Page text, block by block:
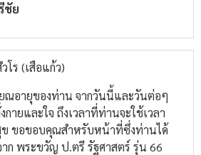
ชัย
ร (เสือแก้ว)
ณอายุของท่าน จากวันนี้และวันต่อๆ
ายและใจ ถึงเวลาที่ท่านจะใช้เวลา
ข ขอขอบคุณสำหรับหน้าที่ซึ่งท่านได้
าก พระขวัญ ป.ตรี รัฐศาสตร์ รุ่น 66